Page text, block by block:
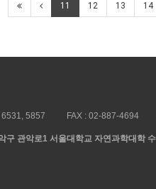
11 12 13 14
5857 FAX :02-887-4694
구 관악로1 서울대학교 자연과학대학